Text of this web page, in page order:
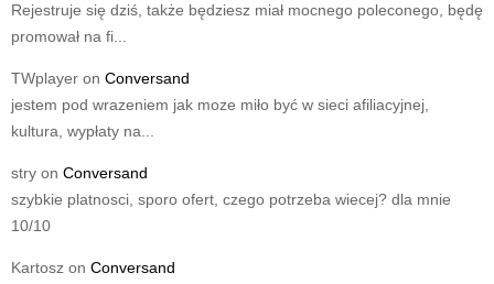
Rejestruje się dziś, także będziesz miał mocnego poleconego, będę
promował na fi...
TWplayer on Conversand
jestem pod wrazeniem jak moze miło być w sieci afiliacyjnej,
kultura, wypłaty na...
stry on Conversand
szybkie platnosci, sporo ofert, czego potrzeba wiecej? dla mnie
10/10
Kartosz on Conversand